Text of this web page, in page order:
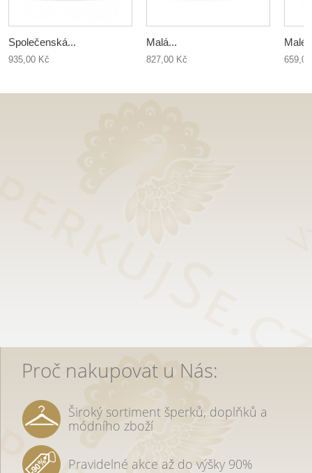
Společenská...
935,00 Kč
Malá...
827,00 Kč
Proč nakupovat u Nás:
Široký sortiment šperků, doplňků a
módního zboží
Pravidelné akce až do výšky 90%